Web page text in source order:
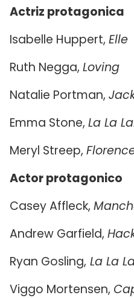
Actriz protagonica
Isabelle Huppert, Elle
Ruth Negga, Loving
Natalie Portman,
Emma Stone, La La
Meryl Streep,
Actor protagonico
Casey Affleck,
Andrew Garfield,
Ryan Gosling, La La
Viggo Mortensen,